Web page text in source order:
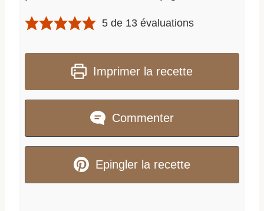
5 de 13 évaluations
Imprimer la recette
Commenter
Epingler la recette